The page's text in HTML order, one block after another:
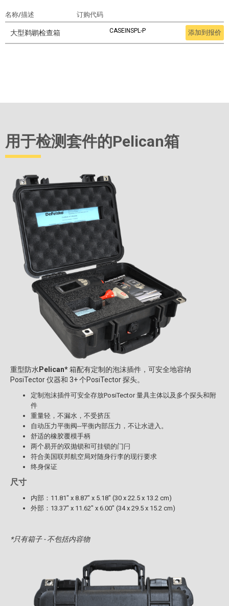
名称/描述 订购代码
大型鹈鹕检查箱 CASEINSPL-P 添加到报价
用于检测套件的Pelican箱
重型防水Pelican*箱配有定制的泡沫插件，可安全地容纳
PosiTector 仪器和 3+ 个PosiTector 探头。
定制泡沫插件可安全存放PosiTector 量具主体以及多个探头和附
件
重量轻，不漏水，不受挤压
自动压力平衡阀--平衡内部压力，不让水进入。
舒适的橡胶覆模手柄
两个易开的双抛锁和可挂锁的门闩
符合美国联邦航空局对随身行李的现行要求
终身保证
尺寸
内部：11.81" x 8.87" x 5.18" (30 x 22.5 x 13.2 cm)
外部：13.37" x 11.62" x 6.00" (34 x 29.5 x 15.2 cm)
*只有箱子 - 不包括内容物